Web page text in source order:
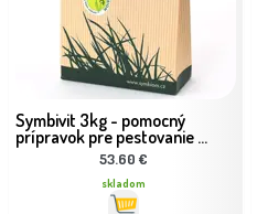
Symbivit 3kg - pomocný
prípravok pre pestovanie ...
53.60 €
skladom